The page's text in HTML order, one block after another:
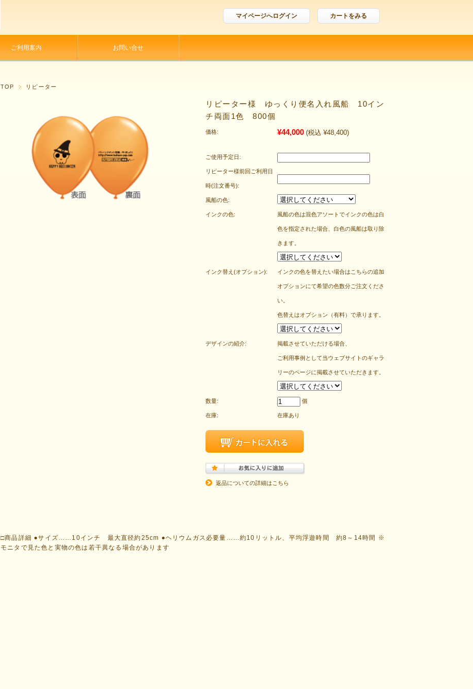
マイページへログイン カートをみる
ご利用案内 お問い合せ
TOP リピーター
リピーター様 ゆっくり便名入れ風船 10イン
チ両面1色 800個
価格: ¥44,000 (税込 ¥48,400)
ご使用予定日:
リピーター様前回ご利用日
時(注文番号):
風船の色:
インクの色: 風船の色は混色アソートでインクの色は白
色を指定された場合、白色の風船は取り除
きます。
インク替え(オプション): インクの色を替えたい場合はこちらの追加
オプションにて希望の色数分ご注文くださ
い。
色替えはオプション（有料）で承ります。
デザインの紹介: 掲載させていただける場合、
ご利用事例として当ウェブサイトのギャラ
リーのページに掲載させていただきます。
数量: 個
在庫: 在庫あり
返品についての詳細はこちら
□商品詳細 ●サイズ……10インチ 最大直径約25cm ●ヘリウムガス必要量……約10リットル、平均浮遊時間 約8～14時間 ※
モニタで見た色と実物の色は若干異なる場合があります